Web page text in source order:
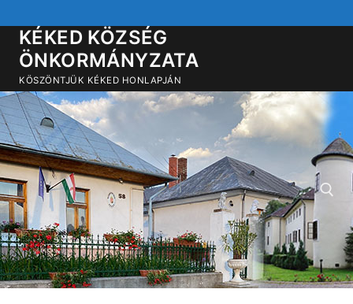
a
tartalomra
KÉKED KÖZSÉG
ÖNKORMÁNYZATA
KÖSZÖNTJÜK KÉKED HONLAPJÁN
Keresése: